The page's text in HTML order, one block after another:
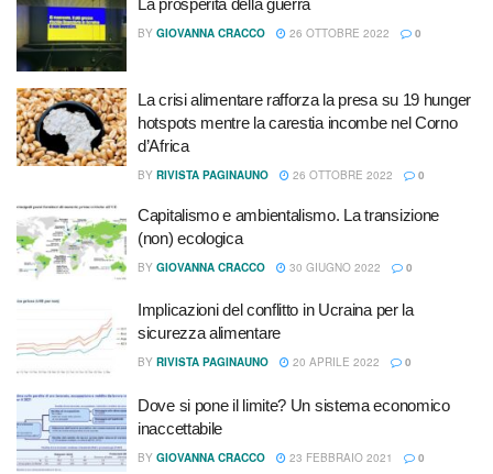
La prosperità della guerra
BY GIOVANNA CRACCO 26 OTTOBRE 2022 0
La crisi alimentare rafforza la presa su 19 hunger
hotspots mentre la carestia incombe nel Corno
d’Africa
BY RIVISTA PAGINAUNO 26 OTTOBRE 2022 0
Capitalismo e ambientalismo. La transizione
(non) ecologica
BY GIOVANNA CRACCO 30 GIUGNO 2022 0
Implicazioni del conflitto in Ucraina per la
sicurezza alimentare
BY RIVISTA PAGINAUNO 20 APRILE 2022 0
Dove si pone il limite? Un sistema economico
inaccettabile
BY GIOVANNA CRACCO 23 FEBBRAIO 2021 0